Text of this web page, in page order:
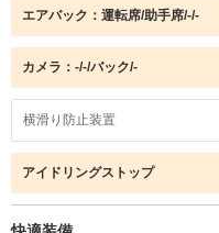
エアバック：運転席/助手席/-/-
カメラ：-/-/バック/-
横滑り防止装置
アイドリングストップ